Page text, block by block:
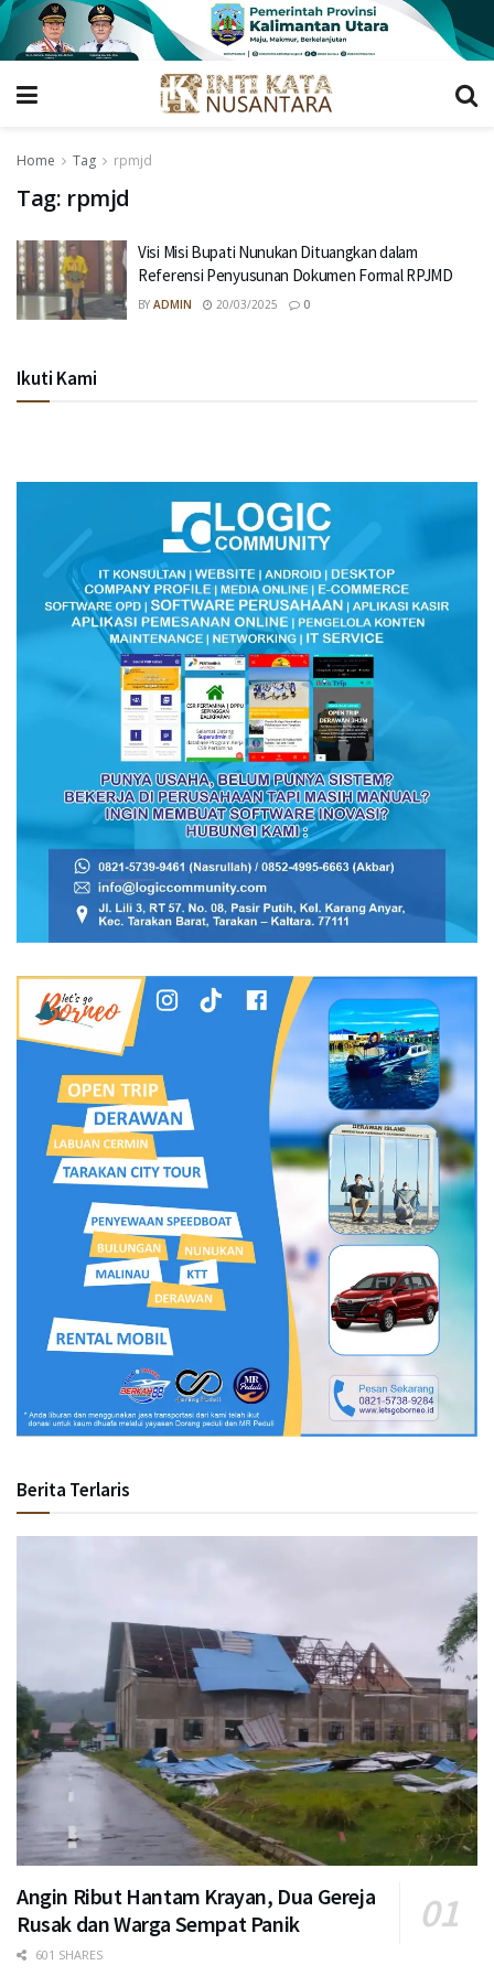
Home Tag rpmjd
Tag: rpmjd
Visi Misi Bupati Nunukan Dituangkan dalam
Referensi Penyusunan Dokumen Formal RPJMD
BY ADMIN 20/03/2025 0
Ikuti Kami
Berita Terlaris
Angin Ribut Hantam Krayan, Dua Gereja
Rusak dan Warga Sempat Panik
601 SHARES